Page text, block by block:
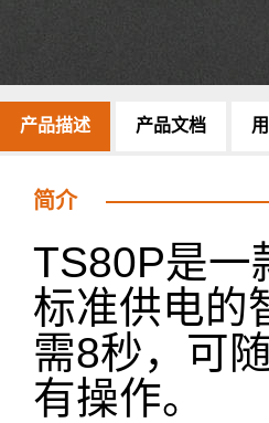
产品描述 产品文档
简介
TS80P是一
标准供电的
需8秒，可
有操作。